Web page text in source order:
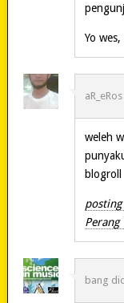
Yo
aR_eRos
weleh
blogroll
Perang
bang